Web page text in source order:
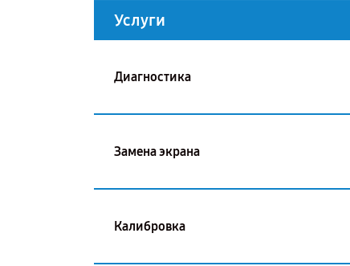
Услуги
Диагностика
Замена экрана
Калибровка